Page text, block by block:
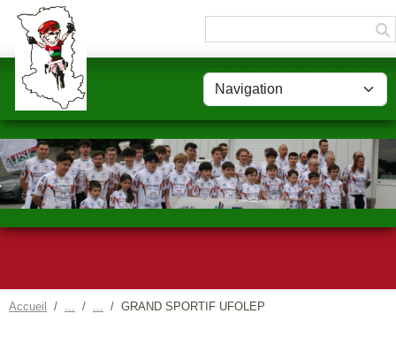
Accueil GRAND SPORTIF UFOLEP
Panneau de gestion des cookies